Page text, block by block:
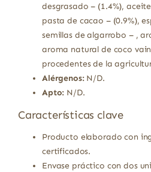
desgrasado – (1.4%),
pasta de cacao – (0.9%),
semillas de algarrobo – ,
aroma natural de coco
procedentes de la
Alérgenos:N/D.
Apto: N/D.
Características clave
Producto elaborado con
certificados.
Envase práctico con dos